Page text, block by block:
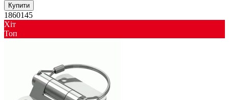
Купити
1860145
Хіт
Toп